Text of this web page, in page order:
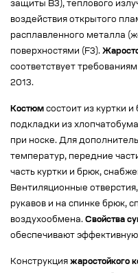
защиты В3), теплового
воздействия открытого
расплавленного металла
поверхностями (F3).
соответствует
2013.
Костюм состоит из куртки
подкладки из
при носке. Для
температур, передние
часть куртки и брюк,
Вентиляционные
рукавов и на спинке брюк,
воздухообмена. Свойства
обеспечивают
Конструкция жаростойкого